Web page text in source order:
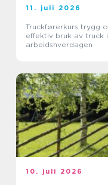
11. juli 2026
Truckførerkurs trygg og
effektiv bruk av truck i
arbeidshverdagen
10. juli 2026